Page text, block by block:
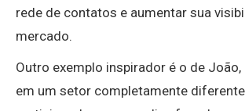
rede de contatos e aumentar sua
mercado.
Outro exemplo inspirador é o de João,
em um setor completamente